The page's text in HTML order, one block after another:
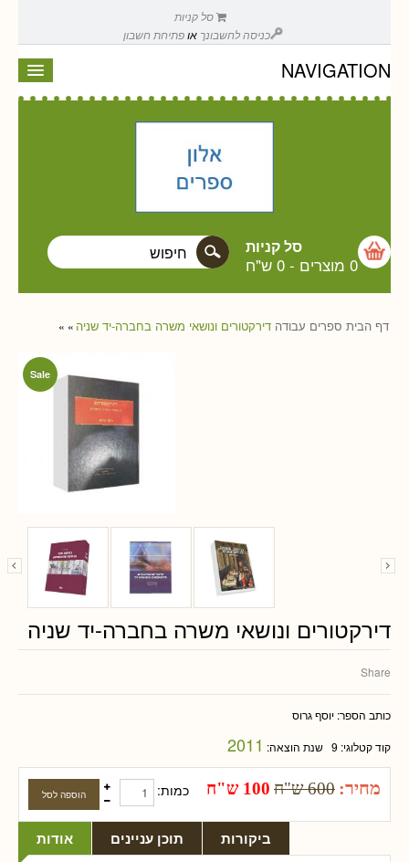
סל קניות
כניסה לחשבונך אופתיחת חשבון
NAVIGATION
סל קניות
0 מוצרים - 0 ש"ח
דף הבית » ספרים עבודה » דירקטורים ונושאי משרה בחברה-יד שניה
Sale
דירקטורים ונושאי משרה בחברה-יד שניה
Share
כותב הספר: יוסף גרוס
קוד קטלוגי: 9 שנת הוצאה: 2011
מחיר: 600 ש"ח 100 ש"ח כמות:
אודות תוכן עניינים ביקורות